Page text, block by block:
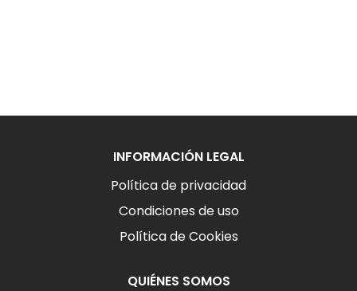
INFORMACIÓN LEGAL
Política de privacidad
Condiciones de uso
Política de Cookies
QUIÉNES SOMOS